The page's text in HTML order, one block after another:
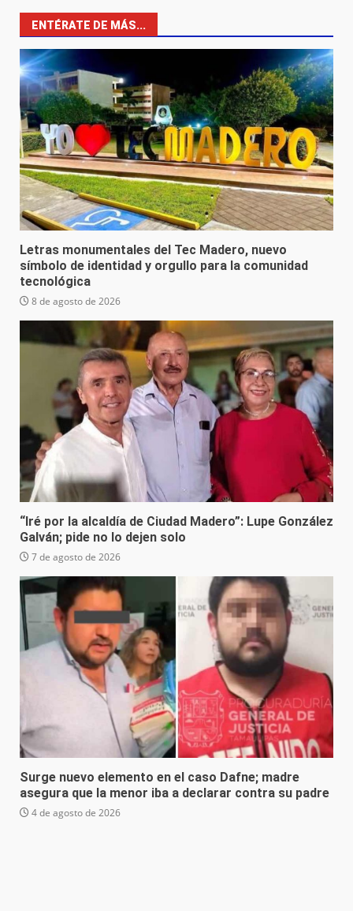
ENTÉRATE DE MÁS...
Letras monumentales del Tec Madero, nuevo
símbolo de identidad y orgullo para la comunidad
tecnológica
8 de agosto de 2026
“Iré por la alcaldía de Ciudad Madero”: Lupe González
Galván; pide no lo dejen solo
7 de agosto de 2026
Surge nuevo elemento en el caso Dafne; madre
asegura que la menor iba a declarar contra su padre
4 de agosto de 2026